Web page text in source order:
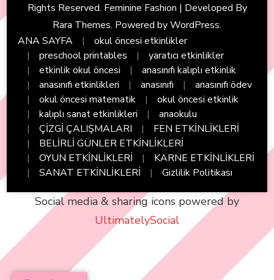
Rights Reserved. Feminine Fashion | Developed By
Rara Themes. Powered byWordPress.
ANA SAYFA
okul öncesi etkinlikler
preschool printables
yaratıcı etkinlikler
etkinlik okul öncesi
anasınıfı kalıplı etkinlik
anasınıfı etkinlikleri
anasınıfı
anasınıfı ödev
okul öncesi matematik
okul öncesi etkinlik
kalıplı sanat etkinlikleri
anaokulu
ÇİZGİ ÇALIŞMALARI
FEN ETKİNLİKLERİ
BELİRLİ GÜNLER ETKİNLİKLERİ
OYUN ETKİNLİKLERİ
KARNE ETKİNLİKLERİ
SANAT ETKİNLİKLERİ
Gizlilik Politikası
Social media & sharing icons powered by
UltimatelySocial